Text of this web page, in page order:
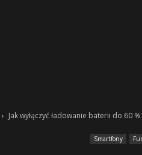
Jak wyłączyć ładowanie baterii do 60
Smartfony